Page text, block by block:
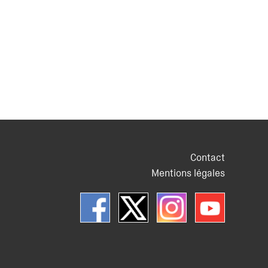
Contact
Mentions légales